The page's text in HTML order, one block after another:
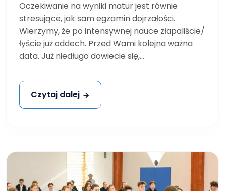
Oczekiwanie na wyniki matur jest równie
stresujące, jak sam egzamin dojrzałości.
Wierzymy, że po intensywnej nauce złapaliście/
łyście już oddech. Przed Wami kolejna ważna
data. Już niedługo dowiecie się,...
Czytaj dalej